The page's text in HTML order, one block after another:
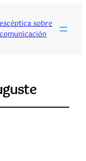
sobre